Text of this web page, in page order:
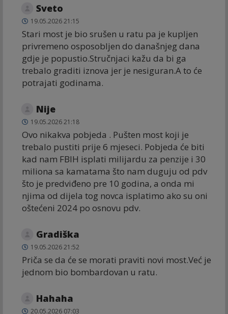
Sveto
19.05.2026 21:15
Stari most je bio srušen u ratu pa je kupljen
privremeno osposobljen do današnjeg dana
gdje je popustio.Stručnjaci kažu da bi ga
trebalo graditi iznova jer je nesiguran.A to će
potrajati godinama.
Nije
19.05.2026 21:18
Ovo nikakva pobjeda . Pušten most koji je
trebalo pustiti prije 6 mjeseci. Pobjeda će biti
kad nam FBIH isplati milijardu za penzije i 30
miliona sa kamatama što nam duguju od pdv
što je predviđeno pre 10 godina, a onda mi
njima od dijela tog novca isplatimo ako su oni
oštećeni 2024 po osnovu pdv.
Gradiška
19.05.2026 21:52
Priča se da će se morati praviti novi most.Već je
jednom bio bombardovan u ratu.
Hahaha
20.05.2026 07:03